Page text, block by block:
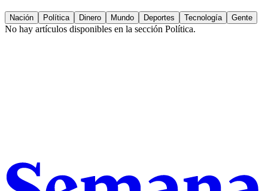
Nación Política Dinero Mundo Deportes Tecnología Gente
No hay artículos disponibles en la sección Política.